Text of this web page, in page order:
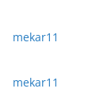
mekar11
mekar11